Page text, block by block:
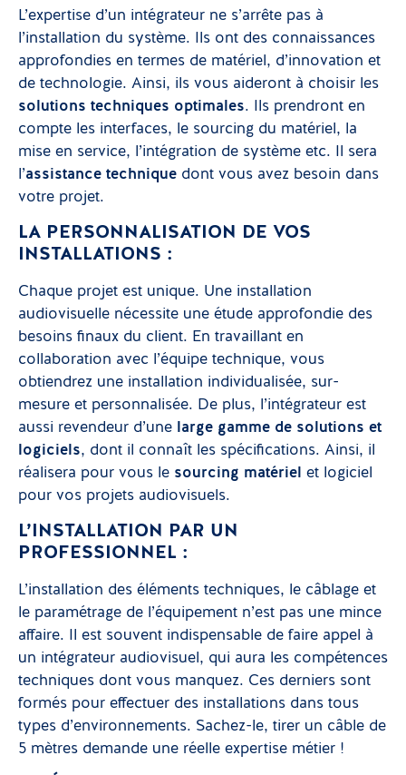
L’expertise d’un intégrateur ne s’arrête pas à
l’installation du système. Ils ont des connaissances
approfondies en termes de matériel, d’innovation et
de technologie. Ainsi, ils vous aideront à choisir les
solutions techniques optimales. Ils prendront en
compte les interfaces, le sourcing du matériel, la
mise en service, l’intégration de système etc. Il sera
l’assistance technique dont vous avez besoin dans
votre projet.
LA PERSONNALISATION DE VOS
INSTALLATIONS :
Chaque projet est unique. Une installation
audiovisuelle nécessite une étude approfondie des
besoins finaux du client. En travaillant en
collaboration avec l’équipe technique, vous
obtiendrez une installation individualisée, sur-
mesure et personnalisée. De plus, l’intégrateur est
aussi revendeur d’une
large gamme de solutions et
logiciels, dont il connaît les spécifications. Ainsi, il
réalisera pour vous le sourcing matériel et logiciel
pour vos projets audiovisuels.
L’INSTALLATION PAR UN
PROFESSIONNEL :
L’installation des éléments techniques, le câblage et
le paramétrage de l’équipement n’est pas une mince
affaire. Il est souvent indispensable de faire appel à
un intégrateur audiovisuel, qui aura les compétences
techniques dont vous manquez. Ces derniers sont
formés pour effectuer des installations dans tous
types d’environnements. Sachez-le, tirer un câble de
5 mètres demande une réelle expertise métier !